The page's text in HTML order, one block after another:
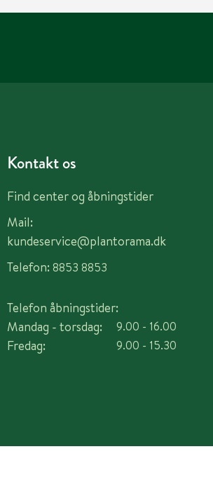
Kontakt os
Find center og åbningstider
Mail:
kundeservice@plantorama.dk
Telefon: 8853 8853
Telefon åbningstider:
Mandag - torsdag:
Fredag:
9.00 - 16.00
9.00 - 15.30